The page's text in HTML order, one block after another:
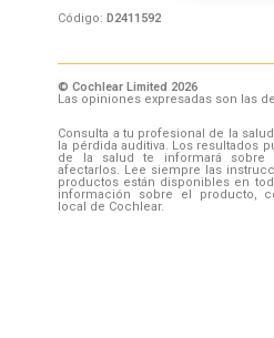
Código:D2411592
© Cochlear Limited 2026
Las opiniones expresadas son las
Consulta a tu profesional de la
la pérdida auditiva. Los resultados
de la salud te informará sobre
afectarlos. Lee siempre las
productos están disponibles en
información sobre el producto,
local de Cochlear.